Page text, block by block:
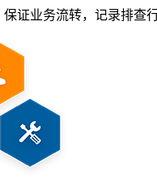
保证业务流转，记录排查